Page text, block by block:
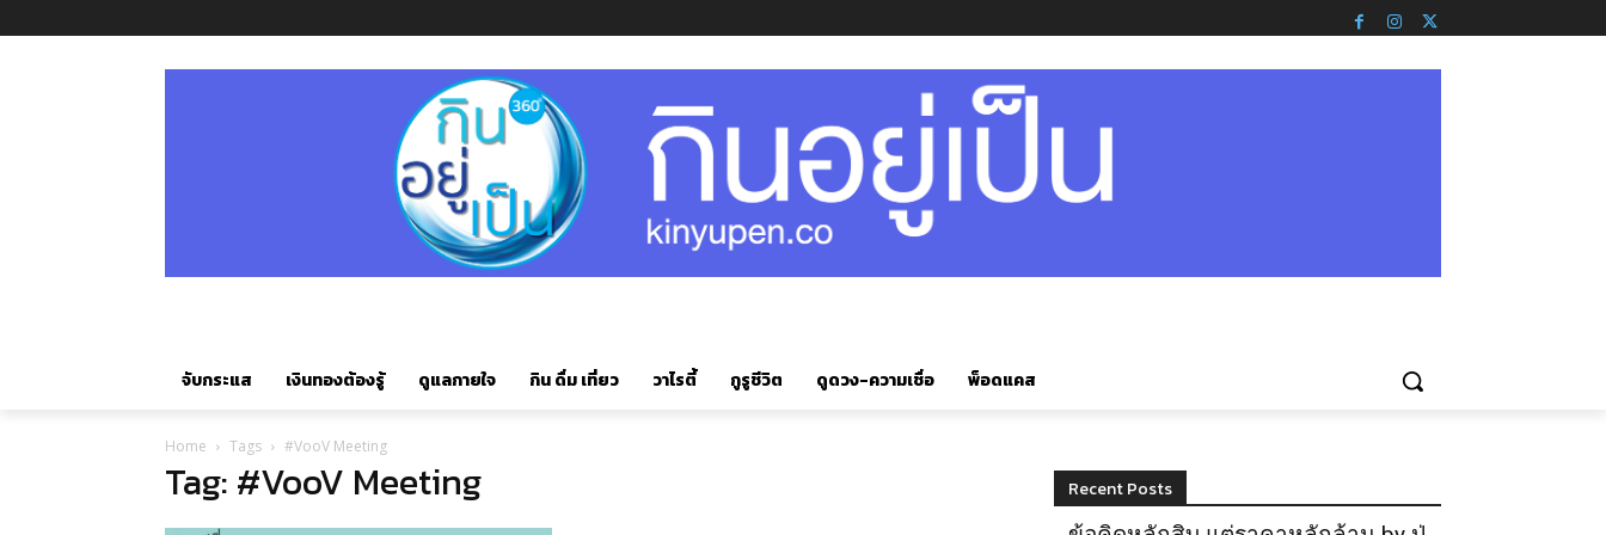
จับกระแส เงินทองต้องรู้ ดูแลกายใจ กิน ดื่ม เที่ยว วาไรตี้ กูรูชีวิต ดูดวง-ความเชื่อ พ็อดแคส
Home Tags #VooV Meeting
Tag: #VooV Meeting Recent Posts